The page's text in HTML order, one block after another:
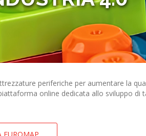
periferiche per aumentare la
online dedicata allo sviluppo